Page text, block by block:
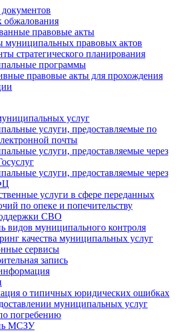
обжалования
правовые акты
муниципальных правовых актов
стратегического планирования
программы
правовые акты для прохождения
услуг
услуги, предоставляемые по
почты
услуги, предоставляемые через
услуги, предоставляемые через
услуги в сфере переданных
по опеке и попечительству
СВО
видов муниципального контроля
качества муниципальных услуг
сервисы
запись
о типичных юридических ошибках
муниципальных услуг
погребению
МСЗУ